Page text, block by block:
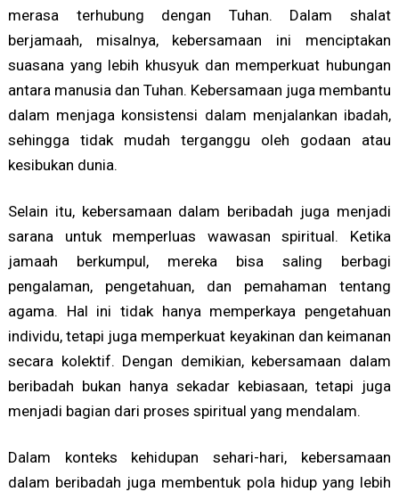
merasa terhubung dengan Tuhan. Dalam shalat
berjamaah, misalnya, kebersamaan ini menciptakan
suasana yang lebih khusyuk dan memperkuat hubungan
antara manusia dan Tuhan. Kebersamaan juga membantu
dalam menjaga konsistensi dalam menjalankan ibadah,
sehingga tidak mudah terganggu oleh godaan atau
kesibukan dunia.
Selain itu, kebersamaan dalam beribadah juga menjadi
sarana untuk memperluas wawasan spiritual. Ketika
jamaah berkumpul, mereka bisa saling berbagi
pengalaman, pengetahuan, dan pemahaman tentang
agama. Hal ini tidak hanya memperkaya pengetahuan
individu, tetapi juga memperkuat keyakinan dan keimanan
secara kolektif. Dengan demikian, kebersamaan dalam
beribadah bukan hanya sekadar kebiasaan, tetapi juga
menjadi bagian dari proses spiritual yang mendalam.
Dalam konteks kehidupan sehari-hari, kebersamaan
dalam beribadah juga membentuk pola hidup yang lebih